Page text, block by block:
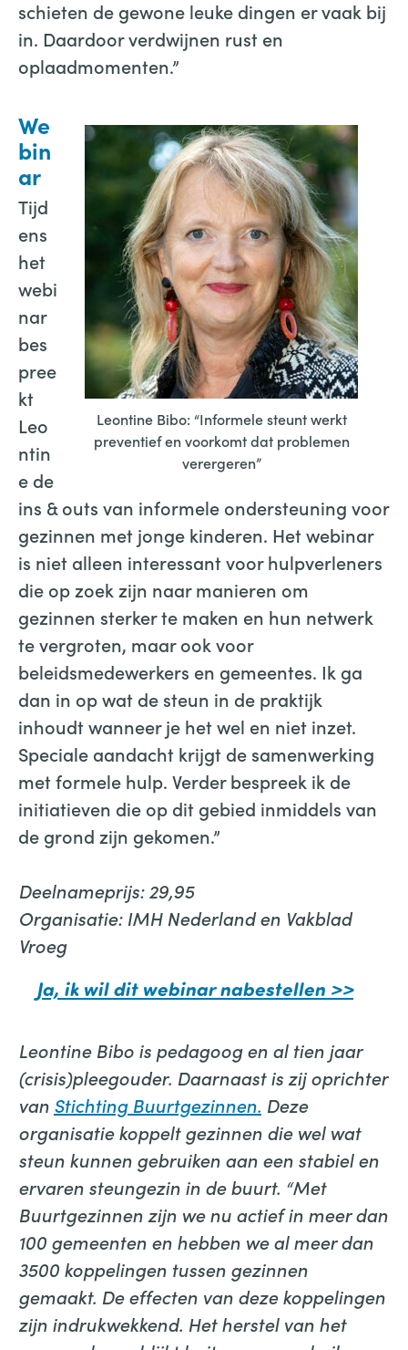
schieten de gewone leuke dingen er vaak bij
in. Daardoor verdwijnen rust en
oplaadmomenten.”
Leontine Bibo: “Informele steunt werkt
preventief en voorkomt dat problemen
verergeren”
We
bin
ar
Tijd
ens
het
webi
nar
bes
pree
kt
Leo
ntin
e de
ins & outs van informele ondersteuning voor
gezinnen met jonge kinderen. Het webinar
is niet alleen interessant voor hulpverleners
die op zoek zijn naar manieren om
gezinnen sterker te maken en hun netwerk
te vergroten, maar ook voor
beleidsmedewerkers en gemeentes. Ik ga
dan in op wat de steun in de praktijk
inhoudt wanneer je het wel en niet inzet.
Speciale aandacht krijgt de samenwerking
met formele hulp. Verder bespreek ik de
initiatieven die op dit gebied inmiddels van
de grond zijn gekomen.”
Deelnameprijs: 29,95
Organisatie: IMH Nederland en Vakblad
Vroeg
Ja, ik wil dit webinar nabestellen >>
Leontine Bibo is pedagoog en al tien jaar
(crisis)pleegouder. Daarnaast is zij oprichter
van Stichting Buurtgezinnen. Deze
organisatie koppelt gezinnen die wel wat
steun kunnen gebruiken aan een stabiel en
ervaren steungezin in de buurt. “Met
Buurtgezinnen zijn we nu actief in meer dan
100 gemeenten en hebben we al meer dan
3500 koppelingen tussen gezinnen
gemaakt. De effecten van deze koppelingen
zijn indrukwekkend. Het herstel van het